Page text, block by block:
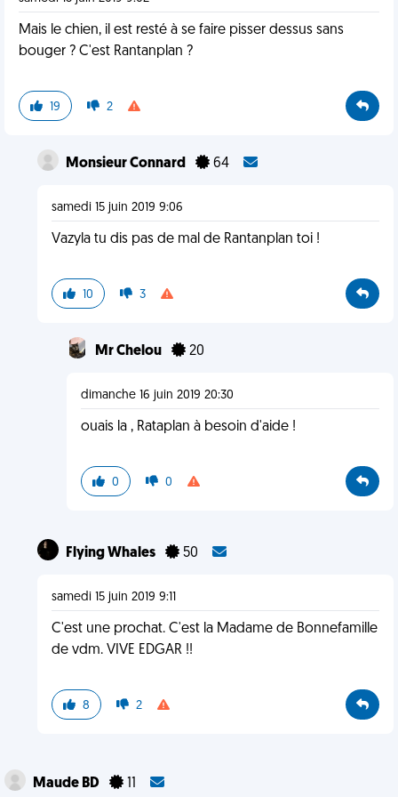
Mais le chien, il est resté à se faire pisser dessus sans
bouger ? C'est Rantanplan ?
19 2
Monsieur Connard 64
samedi 15 juin 2019 9:06
Vazyla tu dis pas de mal de Rantanplan toi !
10 3
Mr Chelou 20
dimanche 16 juin 2019 20:30
ouais la , Rataplan à besoin d'aide !
0 0
Flying Whales 50
samedi 15 juin 2019 9:11
C'est une prochat. C'est la Madame de Bonnefamille
de vdm. VIVE EDGAR !!
8 2
Maude BD